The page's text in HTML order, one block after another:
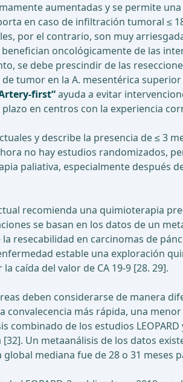
aumentadas y se permite
en caso de infiltración tumoral ≤
por el contrario, son muy
oncológicamente de las
se debe prescindir de las
tumor en la A. mesentérica
first“ayuda a evitar
en centros con la experiencia
y describe la presencia de ≤ 3
no hay estudios randomizados,
paliativa, especialmente después
recomienda una quimioterapia
se basan en los datos de un
resecabilidad en carcinomas de
estable una exploración
caída del valor de CA 19-9 [28. 29].
deben considerarse de manera
más rápida, una
de los estudios
Un metaanálisis de los datos
mediana fue de 28 o 31 meses